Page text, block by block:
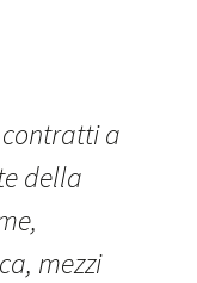
a
della
mezzi